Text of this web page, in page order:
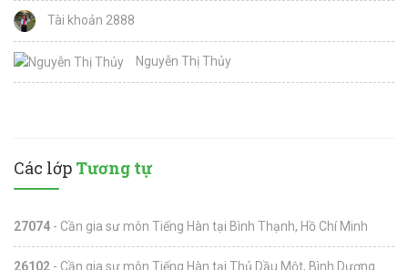
Tài khoản 2888
Nguyễn Thị Thủy
Các lớp Tương tự
27074 - Cần gia sư môn Tiếng Hàn tại Bình Thạnh, Hồ Chí Minh
26102 - Cần gia sư môn Tiếng Hàn tại Thủ Dầu Một, Bình Dương